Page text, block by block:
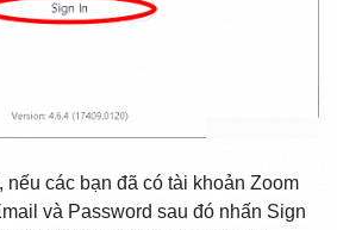
nếu các bạn đã có tài khoản Zoom
và Password sau đó nhấn Sign